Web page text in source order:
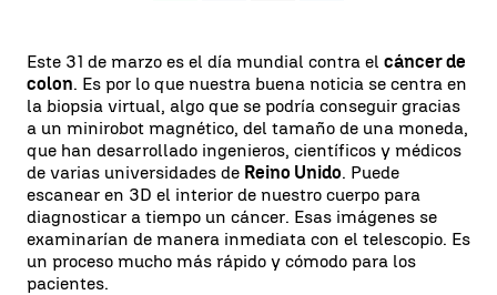
Este 31 de marzo es el día mundial contra el cáncer de
colon. Es por lo que nuestra buena noticia se centra en
la biopsia virtual, algo que se podría conseguir gracias
a un minirobot magnético, del tamaño de una moneda,
que han desarrollado ingenieros, científicos y médicos
de varias universidades de Reino Unido. Puede
escanear en 3D el interior de nuestro cuerpo para
diagnosticar a tiempo un cáncer. Esas imágenes se
examinarían de manera inmediata con el telescopio. Es
un proceso mucho más rápido y cómodo para los
pacientes.